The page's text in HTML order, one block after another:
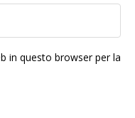
in questo browser per la